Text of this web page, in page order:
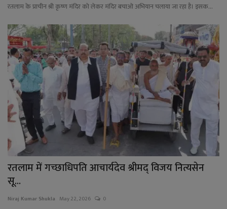
रतलाम के प्राचीन श्री कृष्ण मंदिर को लेकर मंदिर बचाओ अभियान चलाया जा रहा है। इसक...
रतलाम में गच्छाधिपति आचार्यदेव श्रीमद् विजय नित्यसेन
सू...
Niraj Kumar Shukla May 22, 2026 0